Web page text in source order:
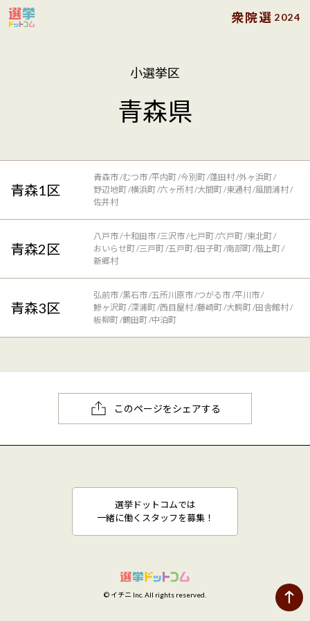
衆院選 2024
小選挙区
青森県
青森1区
青森市 むつ市 平内町 今別町 蓬田村 外ヶ浜町
野辺地町 横浜町 六ヶ所村 大間町 東通村 風間浦村
佐井村
青森2区
八戸市 十和田市 三沢市 七戸町 六戸町 東北町
おいらせ町 三戸町 五戸町 田子町 南部町 階上町
新郷村
青森3区
弘前市 黒石市 五所川原市 つがる市 平川市
鰺ヶ沢町 深浦町 西目屋村 藤崎町 大鰐町 田舎館村
板柳町 鶴田町 中泊町
このページをシェアする
選挙ドットコムでは
一緒に働くスタッフを募集！
© イチニ Inc. All rights reserved.